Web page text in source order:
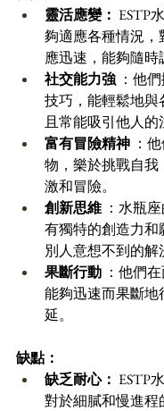
靈活應變： ESTP
夠適應各種情況，
應迅速，能夠隨時
社交能力強 ：他
技巧，能輕鬆地與
且常能吸引他人的
富有冒險精神 ：
物，樂於挑戰自我
激和冒險。
創新思維 ：水瓶
有獨特的創造力和
別人意想不到的解
果斷行動 ：他們
能夠迅速而果斷地
延。
缺點：
缺乏耐心： ESTP
對於細膩和慢進程